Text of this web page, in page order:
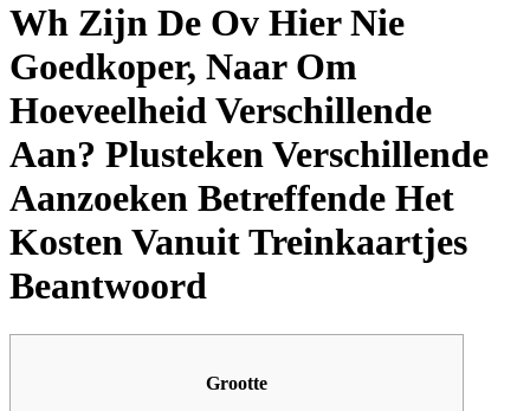
Wh Zijn De Ov Hier Nie
Goedkoper, Naar Om
Hoeveelheid Verschillende
Aan? Plusteken Verschillende
Aanzoeken Betreffende Het
Kosten Vanuit Treinkaartjes
Beantwoord
Grootte